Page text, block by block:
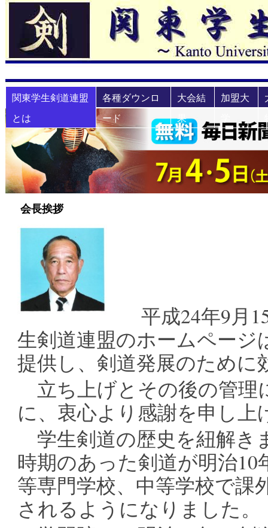
関東学生剣道連盟
とは
各種ダウンロ
ード
大会結
果
加盟大
会長挨拶
平成24年9月
生剣道連盟のホームページ
提供し、剣道発展のため
立ち上げとその後の管理
に、衷心より感謝を申し上
学生剣道の歴史を紐解き
時期のあった剣道が明治
等専門学校、中等学校で課
されるようになりました。